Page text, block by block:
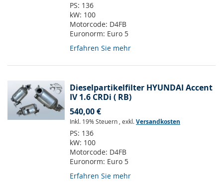
PS: 136
kW: 100
Motorcode: D4FB
Euronorm: Euro 5
Erfahren Sie mehr
Dieselpartikelfilter HYUNDAI Accent
IV 1.6 CRDi ( RB)
540,00 €
Inkl. 19% Steuern , exkl.Versandkosten
PS: 136
kW: 100
Motorcode: D4FB
Euronorm: Euro 5
Erfahren Sie mehr